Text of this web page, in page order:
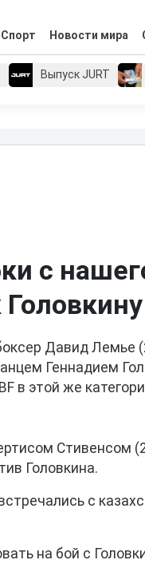
Спорт Новости мира
Выпуск JURT
с
Давид Лемье
Геннадием
в этой же
Стивенсом
Головкина.
с
на бой с